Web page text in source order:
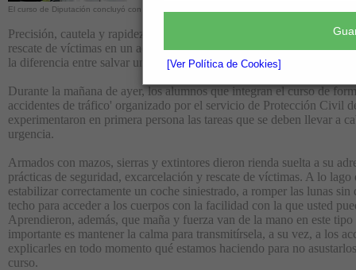
[Ver Política de Cookies]
El curso de Diputación concluyó con un simulacro de accidente automovilístico
Precisión, cautela y rapidez son tres condiciones básicas a la hora de
rescate de víctimas en un accidente de tráfico. Cada instante, cada
la diferencia entre salvar una vida o perderla.
Durante la mañana de ayer, los alumnos que integran el curso de
accidentes de tráfico' organizado por el servicio de Protección Civil
experimentaron en primera persona las tareas que se deben llevar a
urgencia.
Armados con mazos, sierras y extintores dieron rienda suelta a su
prácticas de seguridad, excarcelación y rescate de víctimas. A lo
estabilizar correctamente un coche siniestrado, a romper las lunas
techo para acceder a los cuerpos con la facilidad con la que usted
Aprendieron, además, que maña y fuerza van de la mano en este
importante es mantener la calma para transmitírsela, a su vez, a los
explicarles en todo momento qué estamos haciendo para no
curso.